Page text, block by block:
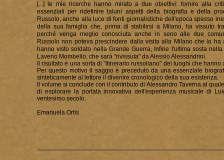
[...] le mie ricerche hanno mirato a due obiettivi: fornire alla
essenziali per ridefinire taluni aspetti della biografia e della
Russolo, anche alla luce di fonti giornalistiche dell'epoca spesso
della sua famiglia che, prima di stabilirsi a Milano, ha vissuto
perché venga meglio conosciuta anche in seno alle due
Russolo non poteva prescindere dalla visita alla Milano che lo
hanno visto soldato nella Grande Guerra, Infine l'ultima sosta
Laveno Mombello, che sarà "rivissuta" da Alessio Alessandrini.
Il risultato è una sorta di "itinerario russoliano" dei luoghi che hanno
Per questo motivo il saggio è preceduto da una essenziale
sinteticamente al lettore il divenire cronologico della sua esistenza.
Il volume si conclude con il contributo di Alessandro Taverna al
di esplorare la portata innovativa dell'esperienza musicale di
ventesimo secolo.
Emanuela Ortis